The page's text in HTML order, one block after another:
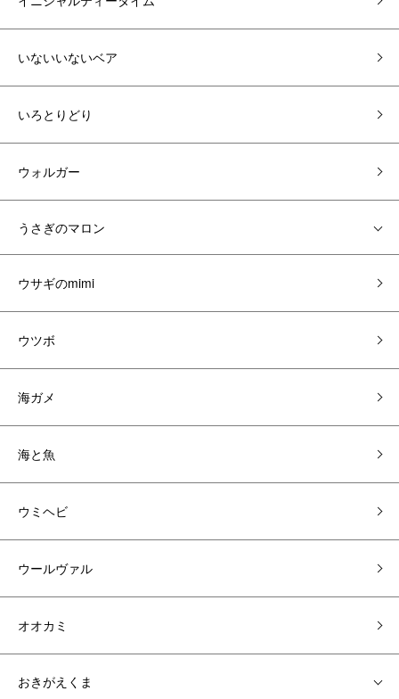
いないいないベア
いろとりどり
ウォルガー
うさぎのマロン
ウサギのmimi
ウツボ
海ガメ
海と魚
ウミヘビ
ウールヴァル
オオカミ
おきがえくま